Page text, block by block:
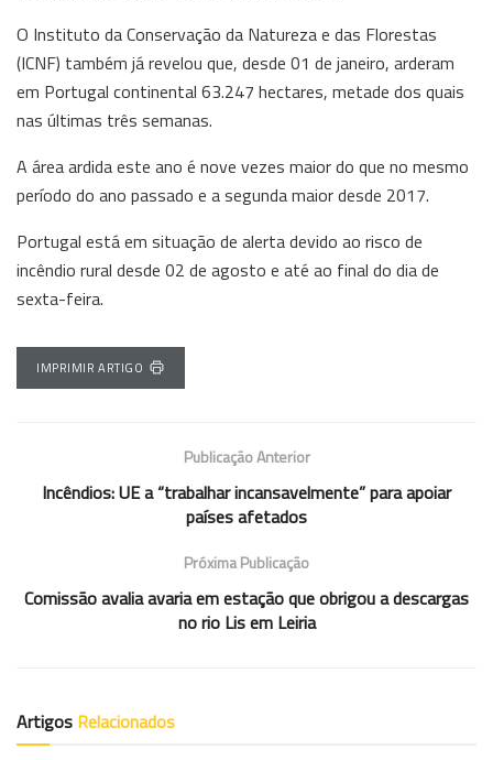
O Instituto da Conservação da Natureza e das Florestas
(ICNF) também já revelou que, desde 01 de janeiro, arderam
em Portugal continental 63.247 hectares, metade dos quais
nas últimas três semanas.
A área ardida este ano é nove vezes maior do que no mesmo
período do ano passado e a segunda maior desde 2017.
Portugal está em situação de alerta devido ao risco de
incêndio rural desde 02 de agosto e até ao final do dia de
sexta-feira.
IMPRIMIR ARTIGO
Publicação Anterior
Incêndios: UE a “trabalhar incansavelmente” para apoiar
países afetados
Próxima Publicação
Comissão avalia avaria em estação que obrigou a descargas
no rio Lis em Leiria
Artigos Relacionados